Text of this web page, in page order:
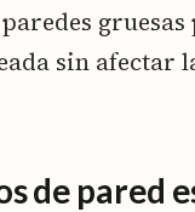
sin afectar
de pared